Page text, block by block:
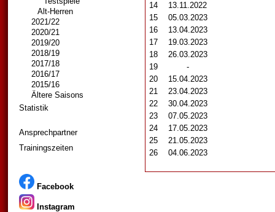
Alt-Herren
2021/22
2020/21
2019/20
2018/19
2017/18
2016/17
2015/16
Ältere Saisons
Statistik
Ansprechpartner
Trainingszeiten
Facebook
Instagram
14
13.11.2022
15
05.03.2023
16
13.04.2023
17
19.03.2023
18
26.03.2023
19
-
20
15.04.2023
21
23.04.2023
22
30.04.2023
23
07.05.2023
24
17.05.2023
25
21.05.2023
26
04.06.2023